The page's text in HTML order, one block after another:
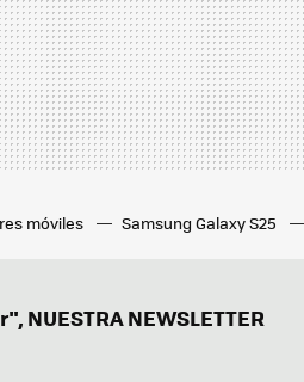
móviles Samsung Galaxy S25
NUESTRA NEWSLETTER